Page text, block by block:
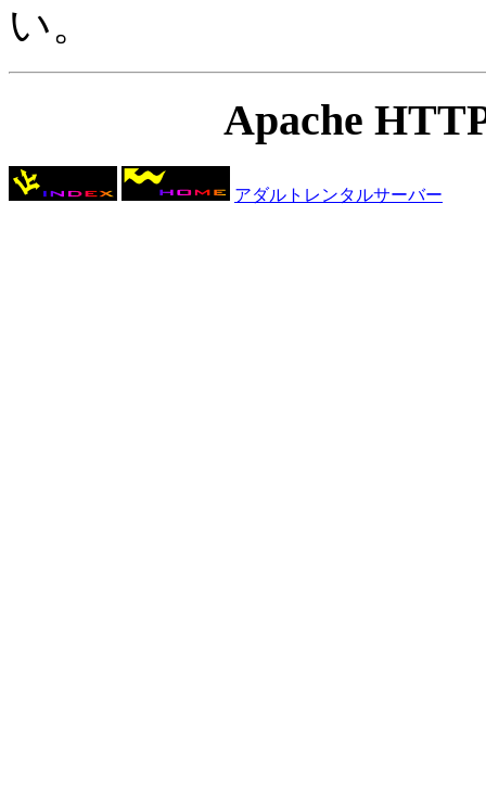
い。
Apache
アダルトレンタルサーバー